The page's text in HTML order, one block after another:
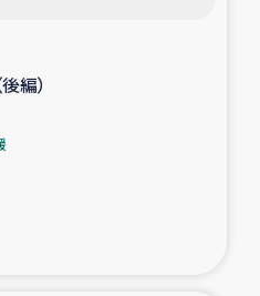
シの地震・津波被災者支援
県帰還民の生活再建支援
編）